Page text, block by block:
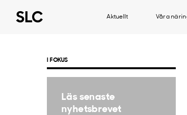
Aktuellt Våra
I FOKUS
Läs senaste
nyhetsbrevet